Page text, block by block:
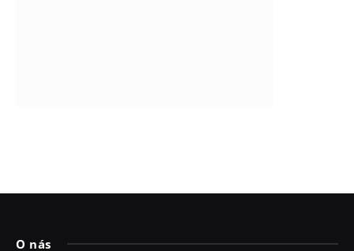
O nás